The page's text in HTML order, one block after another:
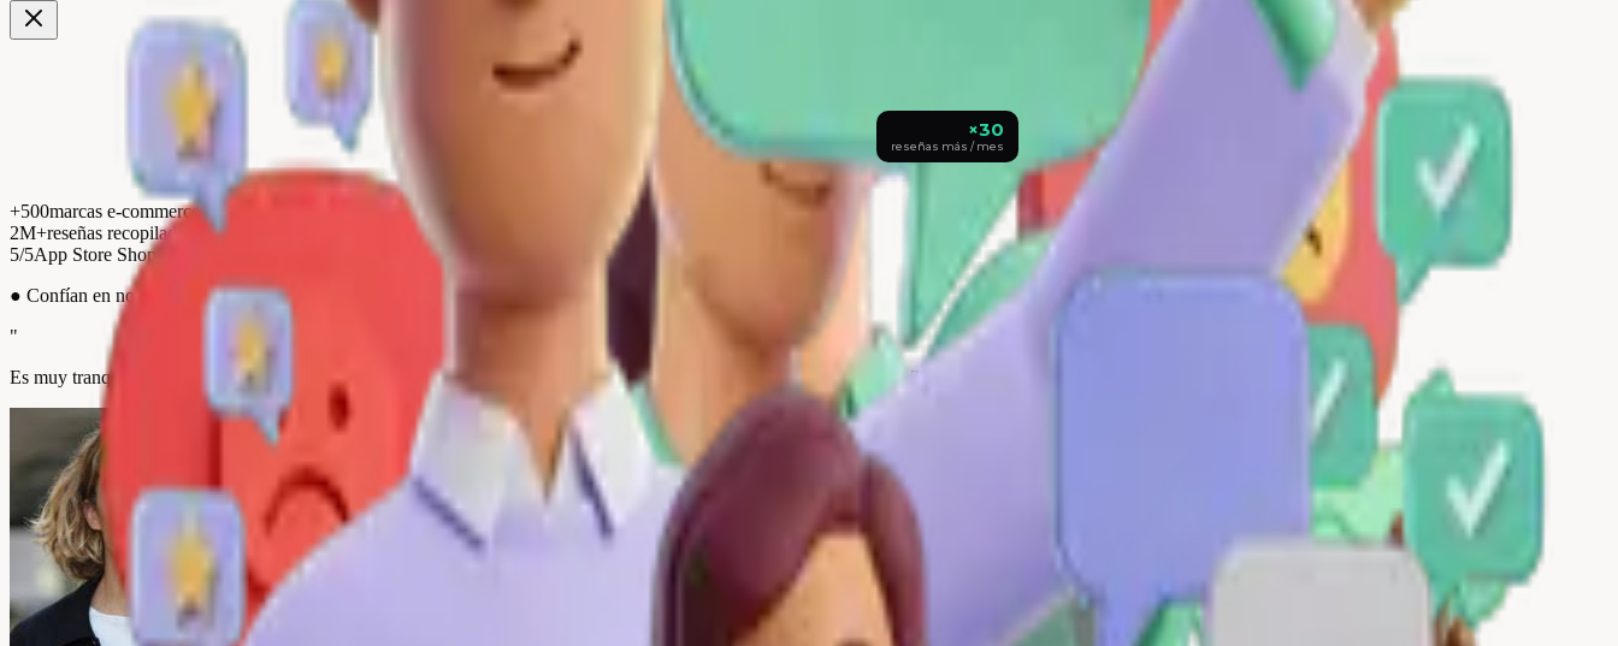
Sophie M.
Producto tal como se describe, embalaje cuidado. ¡Perfecto!
×30
reseñas más / mes
+500marcas e-commerce
2M+reseñas recopiladas
5/5App Store Shopify
● Confían en nosotros
"
Es muy tranquilizador para nuestros potenciales clientes. En pocos meses, ganamos un punto entero en nuestra nota de Trustpilot.